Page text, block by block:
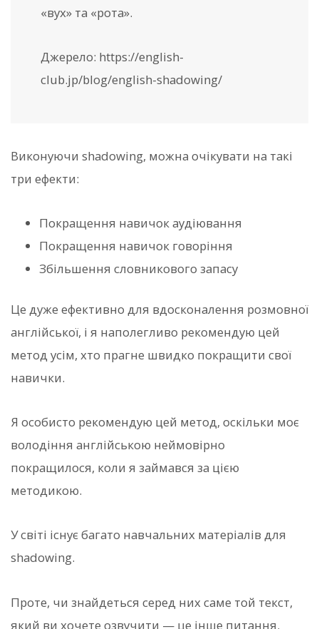
«вух» та «рота».
Джерело: https://english-
club.jp/blog/english-shadowing/
Виконуючи shadowing, можна очікувати на такі
три ефекти:
Покращення навичок аудіювання
Покращення навичок говоріння
Збільшення словникового запасу
Це дуже ефективно для вдосконалення розмовної
англійської, і я наполегливо рекомендую цей
метод усім, хто прагне швидко покращити свої
навички.
Я особисто рекомендую цей метод, оскільки моє
володіння англійською неймовірно
покращилося, коли я займався за цією
методикою.
У світі існує багато навчальних матеріалів для
shadowing.
Проте, чи знайдеться серед них саме той текст,
який ви хочете озвучити — це інше питання.